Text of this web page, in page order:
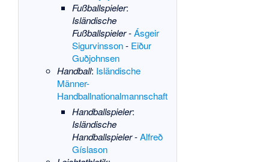
Fußballspieler:
Isländische
Fußballspieler-Ásgeir
Sigurvinsson- Eiður
Guðjohnsen
Handball: Isländische
Männer-
Handballnationalmannschaft
Handballspieler:
Isländische
Handballspieler-Alfreð
Gíslason